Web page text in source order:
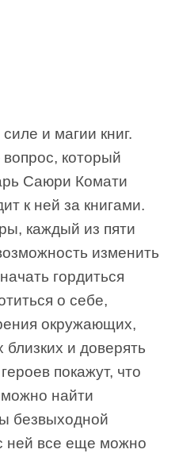
и магии книг.
который
Саюри Комати
к ней за книгами.
каждый из пяти
изменить
гордиться
о себе,
окружающих,
близких и доверять
покажут, что
найти
безвыходной
ней все еще можно